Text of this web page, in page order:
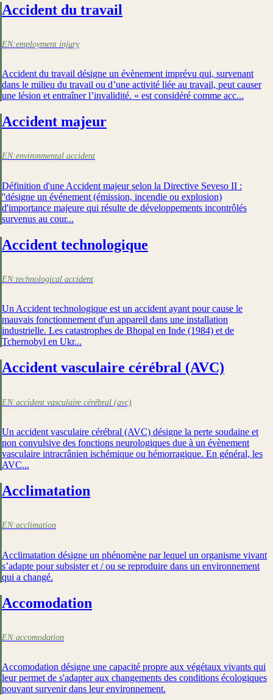
Accident du travail
EN:employment injury
Accident du travail désigne un évènement imprévu qui, survenant
dans le milieu du travail ou d’une activité liée au travail, peut causer
une lésion et entraîner l’invalidité. « est considéré comme acc...
Accident majeur
EN:environmental accident
Définition d'une Accident majeur selon la Directive Seveso II :
''désigne un événement (émission, incendie ou explosion)
d'importance majeure qui résulte de développements incontrôlés
survenus au cour...
Accident technologique
EN:technological accident
Un Accident technologique est un accident ayant pour cause le
mauvais fonctionnement d'un appareil dans une installation
industrielle. Les catastrophes de Bhopal en Inde (1984) et de
Tchernobyl en Ukr...
Accident vasculaire cérébral (AVC)
EN:accident vasculaire cérébral (avc)
Un accident vasculaire cérébral (AVC) désigne la perte soudaine et
non convulsive des fonctions neurologiques due à un évènement
vasculaire intracrânien ischémique ou hémorragique. En général, les
AVC...
Acclimatation
EN:acclimation
Acclimatation désigne un phénomène par lequel un organisme vivant
s’adapte pour subsister et / ou se reproduire dans un environnement
qui a changé.
Accomodation
EN:accomodation
Accomodation désigne une capacité propre aux végétaux vivants qui
leur permet de s'adapter aux changements des conditions écologiques
pouvant survenir dans leur environnement.